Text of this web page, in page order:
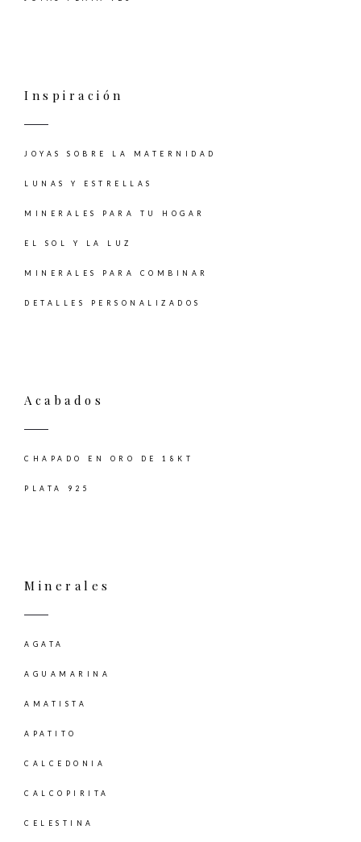
Inspiración
JOYAS SOBRE LA MATERNIDAD
LUNAS Y ESTRELLAS
MINERALES PARA TU HOGAR
EL SOL Y LA LUZ
MINERALES PARA COMBINAR
DETALLES PERSONALIZADOS
Acabados
CHAPADO EN ORO DE 18KT
PLATA 925
Minerales
AGATA
AGUAMARINA
AMATISTA
APATITO
CALCEDONIA
CALCOPIRITA
CELESTINA